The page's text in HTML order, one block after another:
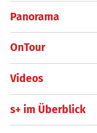
Panorama
OnTour
Videos
s+ im Überblick